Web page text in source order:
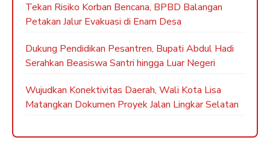
Tekan Risiko Korban Bencana, BPBD Balangan
Petakan Jalur Evakuasi di Enam Desa
Dukung Pendidikan Pesantren, Bupati Abdul Hadi
Serahkan Beasiswa Santri hingga Luar Negeri
Wujudkan Konektivitas Daerah, Wali Kota Lisa
Matangkan Dokumen Proyek Jalan Lingkar Selatan